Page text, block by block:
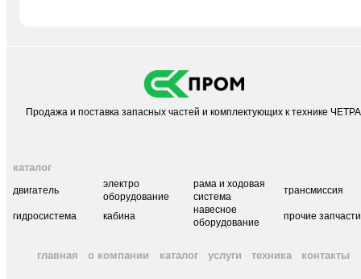
Продажа и поставка запасных частей и комплектующих к технике ЧЕТРА
каталог
двигатель
электро
оборудование
рама и ходовая
система
трансмиссия
гидросистема кабина
навесное
оборудование
прочие запчасти
главная о компании каталог услуги техника контакты